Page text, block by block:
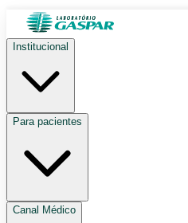
Institucional
Para pacientes
Canal Médico